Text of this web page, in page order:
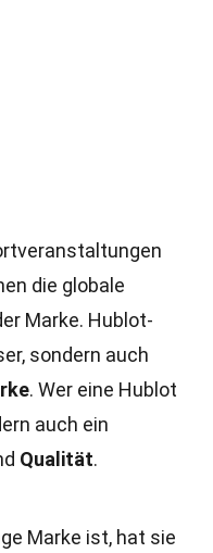
die globale
Marke. Hublot-
sondern auch
. Wer eine Hublot
auch ein
Qualität.
Marke ist, hat sie